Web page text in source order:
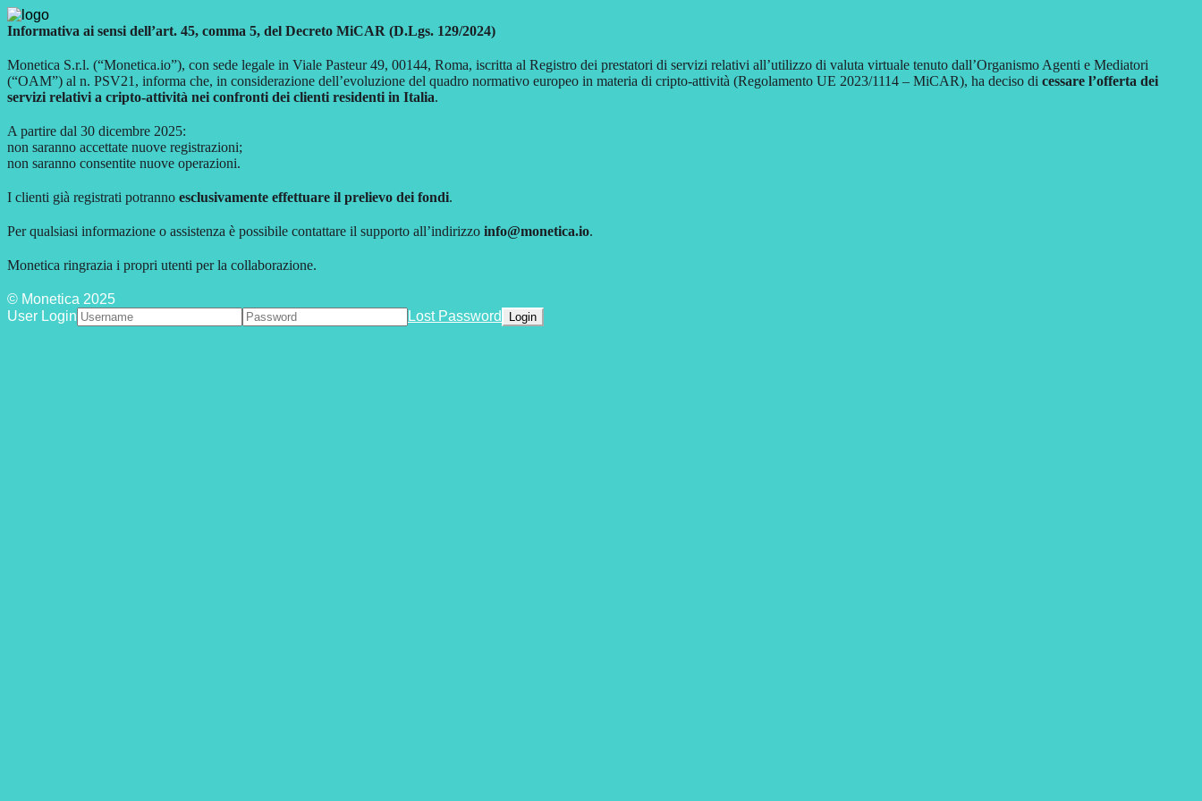
Informativa ai sensi dell’art. 45, comma 5, del Decreto MiCAR (D.Lgs. 129/2024)
Monetica S.r.l. (“Monetica.io”), con sede legale in Viale Pasteur 49, 00144, Roma, iscritta al Registro dei prestatori di servizi relativi all’utilizzo di valuta virtuale tenuto dall’Organismo Agenti e Mediatori
(“OAM”) al n. PSV21, informa che, in considerazione dell’evoluzione del quadro normativo europeo in materia di cripto-attività (Regolamento UE 2023/1114 – MiCAR), ha deciso di cessare l’offerta dei
servizi relativi a cripto-attività nei confronti dei clienti residenti in Italia.
A partire dal 30 dicembre 2025:
non saranno accettate nuove registrazioni;
non saranno consentite nuove operazioni.
I clienti già registrati potranno esclusivamente effettuare il prelievo dei fondi.
Per qualsiasi informazione o assistenza è possibile contattare il supporto all’indirizzo info@monetica.io.
Monetica ringrazia i propri utenti per la collaborazione.
© Monetica 2025
User Login
Lost Password